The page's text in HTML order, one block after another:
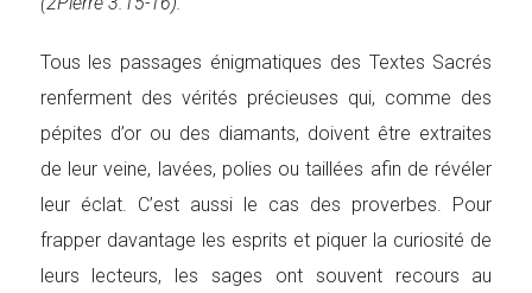
Tous les passages énigmatiques des Textes Sacrés
renferment des vérités précieuses qui, comme des
pépites d’or ou des diamants, doivent être extraites
de leur veine, lavées, polies ou taillées afin de révéler
leur éclat. C’est aussi le cas des proverbes. Pour
frapper davantage les esprits et piquer la curiosité de
leurs lecteurs, les sages ont souvent recours au